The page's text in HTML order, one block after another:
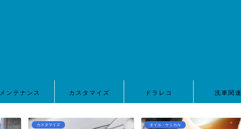
メンテナンス カスタマイズ ドラレコ 洗車関連
カスタマイズ オイル・ケミカル